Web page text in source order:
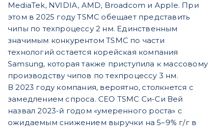
MediaTek, NVIDIA, AMD, Broadcom и Apple. При
этом в 2025 году TSMC обещает представить
чипы по техпроцессу 2 нм. Единственным
значимым конкурентом TSMC по части
технологий остается корейская компания
Samsung, которая также приступила к массовому
производству чипов по техпроцессу 3 нм.
В 2023 году компания, вероятно, столкнется с
замедлением спроса. CEO TSMC Си-Си Вей
назвал 2023-й годом «умеренного роста» с
ожидаемым снижением выручки на 5–9% г/г в